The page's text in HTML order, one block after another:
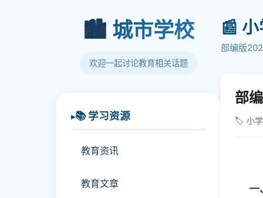
🏙️ 城市学校
欢迎一起讨论教育相关话题
📚 学习资源
教育资讯
教育文章
📰
部编版
部
🏷️ 小学
一